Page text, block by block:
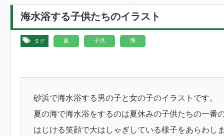
海水浴する子供たちのイラスト
タグ 夏 子供 海
砂浜で海水浴する男の子と女の子のイラストです。
夏の海で海水浴をするのは夏休みの子供たちの一番
はじける笑顔で大はしゃぎしている様子をあらわし